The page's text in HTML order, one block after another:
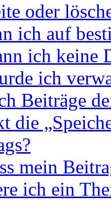
oder
ich auf
ich keine
ich
Beiträge
die
mein
ich ein